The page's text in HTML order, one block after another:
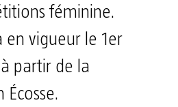
féminine.
en vigueur le 1er
partir de la